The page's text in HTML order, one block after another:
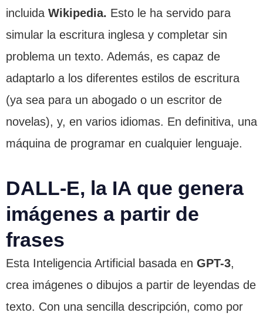
incluida Wikipedia. Esto le ha servido para
simular la escritura inglesa y completar sin
problema un texto. Además, es capaz de
adaptarlo a los diferentes estilos de escritura
(ya sea para un abogado o un escritor de
novelas), y, en varios idiomas. En definitiva, una
máquina de programar en cualquier lenguaje.
DALL-E, la IA que genera
imágenes a partir de
frases
Esta Inteligencia Artificial basada en GPT-3,
crea imágenes o dibujos a partir de leyendas de
texto. Con una sencilla descripción, como por